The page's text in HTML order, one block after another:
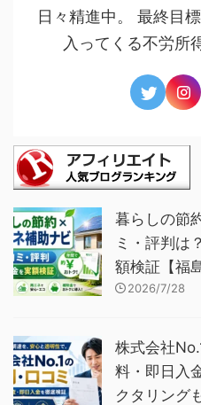
日々精進中。 最終目
入ってくる不労所
暮らしの節
ミ・評判は
額検証【福
2026/7/28
株式会社
料・即日入
クタリング